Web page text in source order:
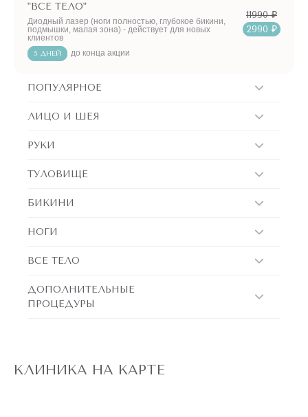
"ВСЕ ТЕЛО"
Диодный лазер (ноги полностью, глубокое бикини,
подмышки, малая зона) - действует для новых
клиентов
5 ДНЕЙ до конца акции
11990 ₽
2990 ₽
ПОПУЛЯРНОЕ
ЛИЦО И ШЕЯ
РУКИ
ТУЛОВИЩЕ
БИКИНИ
НОГИ
ВСЕ ТЕЛО
ДОПОЛНИТЕЛЬНЫЕ
ПРОЦЕДУРЫ
КЛИНИКА НА КАРТЕ